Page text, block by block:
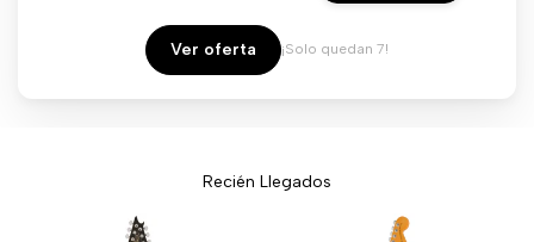
venta
Ver oferta ¡Solo quedan 7!
Recién Llegados